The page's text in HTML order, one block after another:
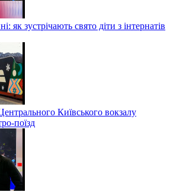
як зустрічають свято діти з інтернатів
Київського вокзалу
поїзд